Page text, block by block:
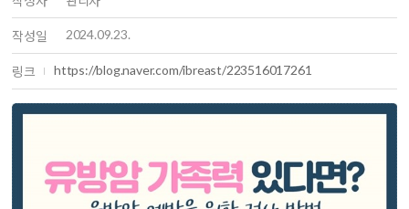
작성일 2024.09.23.
링크 https://blog.naver.com/ibreast/223516017261